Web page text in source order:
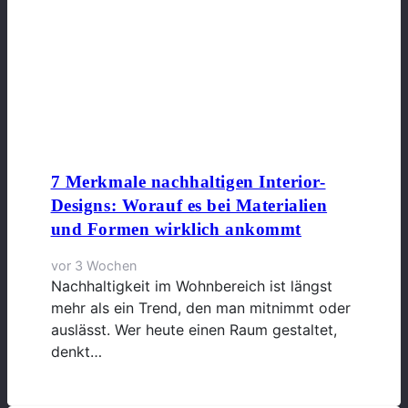
7 Merkmale nachhaltigen Interior-
Designs: Worauf es bei Materialien
und Formen wirklich ankommt
vor 3 Wochen
Nachhaltigkeit im Wohnbereich ist längst
mehr als ein Trend, den man mitnimmt oder
auslässt. Wer heute einen Raum gestaltet,
denkt…